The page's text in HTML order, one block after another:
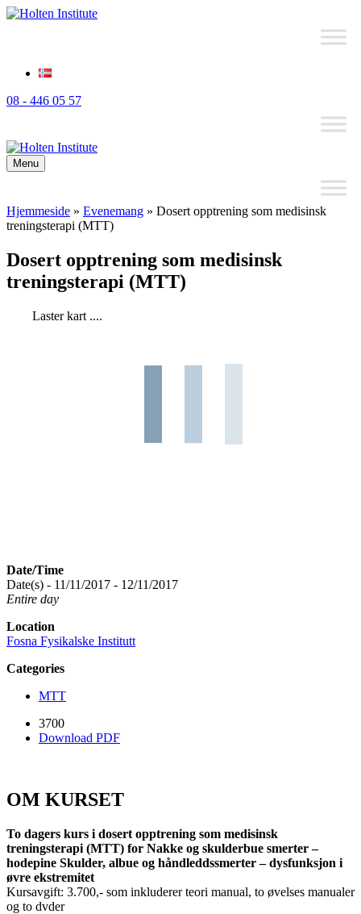
08 - 446 05 57
Menu
Hjemmeside » Evenemang » Dosert opptrening som medisinsk
treningsterapi (MTT)
Dosert opptrening som medisinsk
treningsterapi (MTT)
Laster kart ....
Date/Time
Date(s) - 11/11/2017 - 12/11/2017
Entire day
Location
Fosna Fysikalske Institutt
Categories
MTT
3700
Download PDF
OM KURSET
To dagers kurs i dosert opptrening som medisinsk
treningsterapi (MTT) for Nakke og skulderbue smerter –
hodepine Skulder, albue og håndleddssmerter – dysfunksjon i
øvre ekstremitet
Kursavgift: 3.700,- som inkluderer teori manual, to øvelses manualer
og to dvder